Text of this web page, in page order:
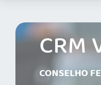
CRM
CONSELHO